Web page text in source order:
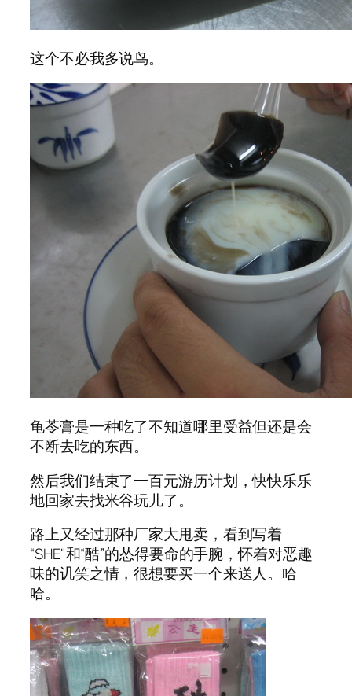
这个不必我多说鸟。
龟苓膏是一种吃了不知道哪里受益但还是会
不断去吃的东西。
然后我们结束了一百元游历计划，快快乐乐
地回家去找米谷玩儿了。
路上又经过那种厂家大甩卖，看到写着
“SHE"和“酷”的怂得要命的手腕，怀着对恶趣
味的讥笑之情，很想要买一个来送人。哈
哈。